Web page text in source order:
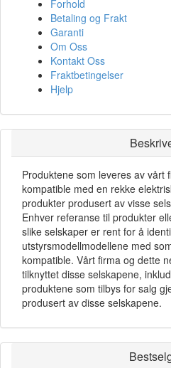
Forhold
Betaling og Frakt
Garanti
Om Oss
Kontakt Oss
Fraktbetingelser
Hjelp
Produktene som leveres av
kompatible med en rekke
produkter produsert av visse
Enhver referanse til produkter
slike selskaper er rent for å
utstyrsmodellmodellene med
kompatible. Vårt firma og dette
tilknyttet disse selskapene,
produktene som tilbys for salg
produsert av disse selskapene.